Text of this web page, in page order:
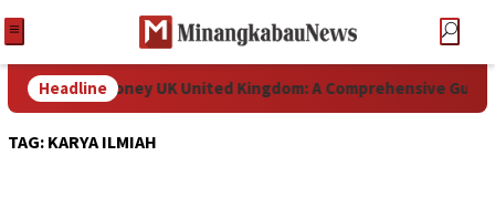
Headline
Real Money UK United Kingdom: A Comprehensive Guide
TAG: KARYA ILMIAH